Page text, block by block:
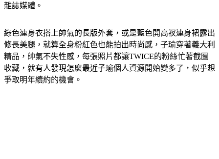
雜誌媒體。
綠色連身衣搭上帥氣的長版外套，或是藍色開高衩連身裙露出
修長美腿，就算全身粉紅色也能拍出時尚感，子瑜穿著義大利
精品，帥氣不失性感，每張照片都讓TWICE的粉絲忙著截圖
收藏，就有人發現怎麼最近子瑜個人資源開始變多了，似乎想
爭取明年續約的機會。